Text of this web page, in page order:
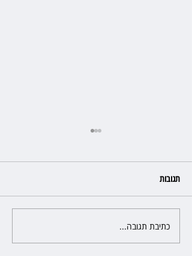
שילוב ילדי מהגרים בבתי ספר
הגיע לעליון: עיריית ת"א תשלם
תגובות
כתיבת תגובה...